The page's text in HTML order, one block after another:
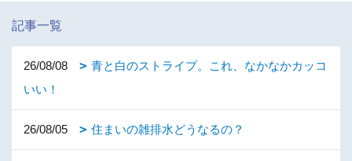
記事一覧
26/08/08
青と白のストライプ。これ、なかなかカッコ
いい！
26/08/05 住まいの雑排水どうなるの？